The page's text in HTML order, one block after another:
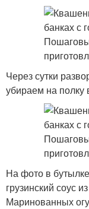
Через сутки
убираем на полку
На фото в
грузинский соус
Маринованных